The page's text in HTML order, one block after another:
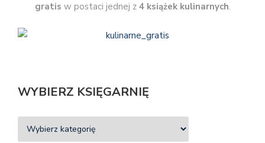
gratis w postaci jednej z4 książek kulinarnych.
WYBIERZ KSIĘGARNIĘ